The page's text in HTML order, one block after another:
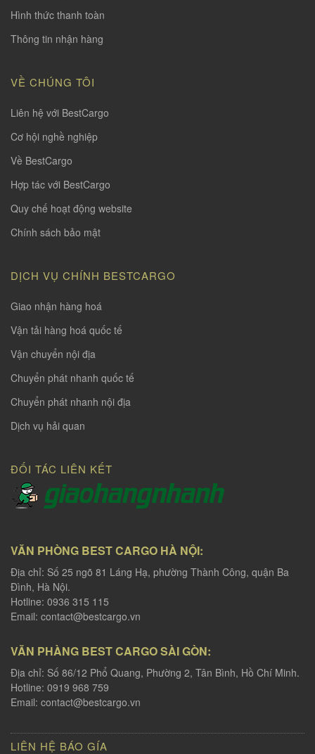
Hình thức thanh toàn
Thông tin nhận hàng
VỀ CHÚNG TÔI
Liên hệ với BestCargo
Cơ hội nghề nghiệp
Về BestCargo
Hợp tác với BestCargo
Quy chế hoạt động website
Chính sách bảo mật
DỊCH VỤ CHÍNH BESTCARGO
Giao nhận hàng hoá
Vận tải hàng hoá quốc tế
Vận chuyển nội địa
Chuyển phát nhanh quốc tế
Chuyển phát nhanh nội địa
Dịch vụ hải quan
ĐỐI TÁC LIÊN KẾT
VĂN PHÒNG BEST CARGO HÀ NỘI:
Địa chỉ: Số 25 ngõ 81 Láng Hạ, phường Thành Công, quận Ba
Đình, Hà Nội.
Hotline: 0936 315 115
Email: contact@bestcargo.vn
VĂN PHÀNG BEST CARGO SÀI GÒN:
Địa chỉ: Số 86/12 Phổ Quang, Phường 2, Tân Bình, Hồ Chí Minh.
Hotline: 0919 968 759
Email: contact@bestcargo.vn
LIÊN HỆ BÁO GÍA